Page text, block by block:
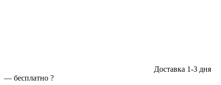
Доставка 1-3 дня
— бесплатно ?